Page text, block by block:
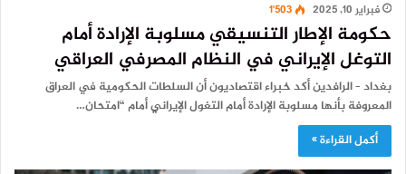
فبراير 10, 2025
1٬503
حكومة الإطار التنسيقي مسلوبة الإرادة أمام
التوغل الإيراني في النظام المصرفي العراقي
بغداد – الرافدين أكد خبراء اقتصاديون أن السلطات الحكومية في العراق
المعروفة بأنها مسلوبة الإرادة أمام التغول الإيراني أمام “امتحان…
أكمل القراءة »